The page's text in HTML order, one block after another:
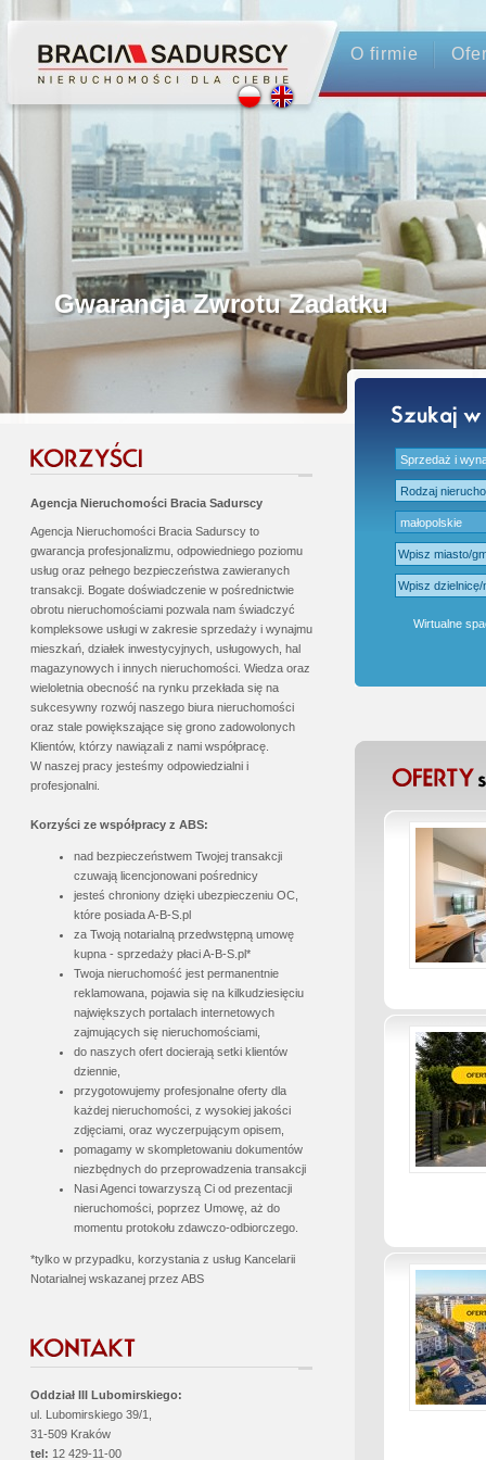
O firmie
Profesjonalne Pośrednictwo
Bezpieczeństwo Transakcji -
Licencjonowani Pośrednicy
Gwarancja Zwrotu Zadatku
Gratis - Przedwstępna Umowa
Wirtualne
Agencja Nieruchomości Bracia Sadurscy
Agencja Nieruchomości Bracia Sadurscy to
gwarancja profesjonalizmu, odpowiedniego poziomu
usług oraz pełnego bezpieczeństwa zawieranych
transakcji. Bogate doświadczenie w pośrednictwie
obrotu nieruchomościami pozwala nam świadczyć
kompleksowe usługi w zakresie sprzedaży i wynajmu
mieszkań, działek inwestycyjnych, usługowych, hal
magazynowych i innych nieruchomości. Wiedza oraz
wieloletnia obecność na rynku przekłada się na
sukcesywny rozwój naszego biura nieruchomości
oraz stale powiększające się grono zadowolonych
Klientów, którzy nawiązali z nami współpracę.
W naszej pracy jesteśmy odpowiedzialni i
profesjonalni.
Korzyści ze współpracy z ABS:
nad bezpieczeństwem Twojej transakcji
czuwają licencjonowani pośrednicy
jesteś chroniony dzięki ubezpieczeniu OC,
które posiada A-B-S.pl
za Twoją notarialną przedwstępną umowę
kupna - sprzedaży płaci A-B-S.pl*
Twoja nieruchomość jest permanentnie
reklamowana, pojawia się na kilkudziesięciu
największych portalach internetowych
zajmujących się nieruchomościami,
do naszych ofert docierają setki klientów
dziennie,
przygotowujemy profesjonalne oferty dla
każdej nieruchomości, z wysokiej jakości
zdjęciami, oraz wyczerpującym opisem,
pomagamy w skompletowaniu dokumentów
niezbędnych do przeprowadzenia transakcji
Nasi Agenci towarzyszą Ci od prezentacji
nieruchomości, poprzez Umowę, aż do
momentu protokołu zdawczo-odbiorczego.
*tylko w przypadku, korzystania z usług Kancelarii
Notarialnej wskazanej przez ABS
Oddział III Lubomirskiego:
ul. Lubomirskiego 39/1,
31-509 Kraków
tel: 12 429-11-00